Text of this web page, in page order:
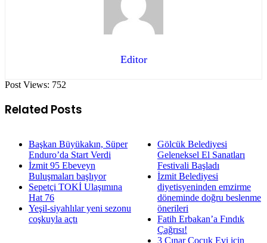
Editor
Post Views: 752
Related Posts
Başkan Büyükakın, Süper
Enduro’da Start Verdi
İzmit 95 Ebeveyn
Buluşmaları başlıyor
Sepetçi TOKİ Ulaşımına
Hat 76
Yeşil-siyahlılar yeni sezonu
coşkuyla açtı
Gölcük Belediyesi
Geleneksel El Sanatları
Festivali Başladı
İzmit Belediyesi
diyetisyeninden emzirme
döneminde doğru beslenme
önerileri
Fatih Erbakan’a Fındık
Çağrısı!
3 Çınar Çocuk Evi için